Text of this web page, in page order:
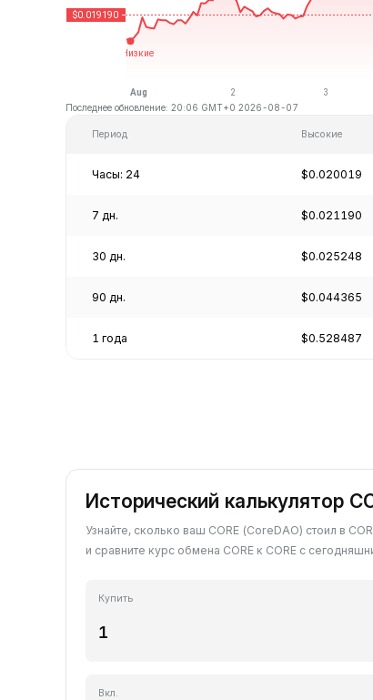
Последнее обновление: 20:06 GMT+0 2026-08-07
Период Высокие
Часы: 24 $0.020019
7 дн. $0.021190
30 дн. $0.025248
90 дн. $0.044365
1 года $0.528487
Исторический калькулятор
Узнайте, сколько ваш CORE (CoreDAO) стоил в
и сравните курс обмена CORE к CORE с
Купить
Вкл.